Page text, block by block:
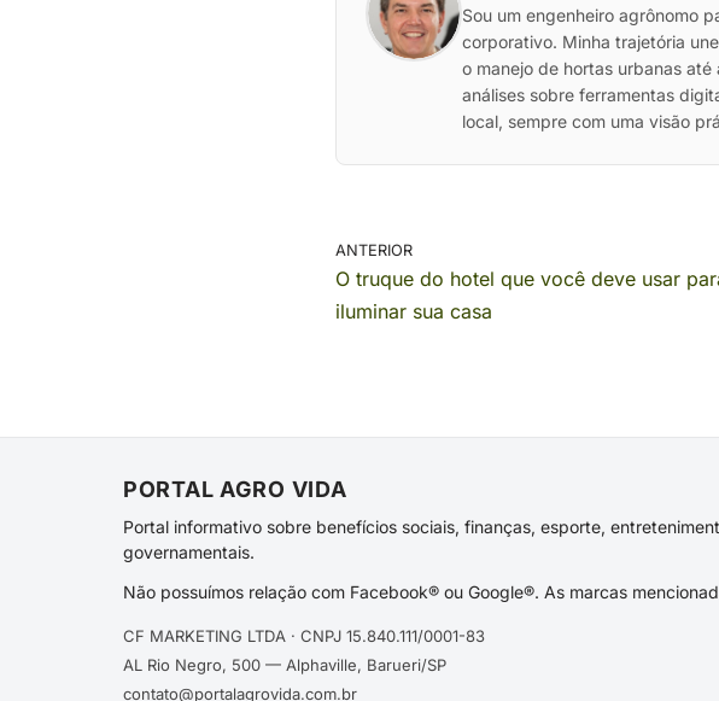
Sou um engenheiro agrônomo
corporativo. Minha trajetória
o manejo de hortas urbanas
análises sobre ferramentas
local, sempre com uma visão
ANTERIOR
O truque do hotel que você deve usar
iluminar sua casa
PORTAL AGRO VIDA
Portal informativo sobre benefícios sociais, finanças, esporte,
governamentais.
Não possuímos relação com Facebook® ou Google®. As marcas
CF MARKETING LTDA · CNPJ 15.840.111/0001-83
AL Rio Negro, 500 — Alphaville, Barueri/SP
contato@portalagrovida.com.br